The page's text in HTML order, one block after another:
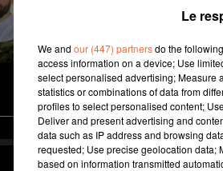
Le
We and our (447) partnersdo the
access information on a device; Use
select personalised advertising; Measure
statistics or combinations of data from
profiles to select personalised content;
Deliver and present advertising and
data such as IP address and browsing
requested; Use precise geolocation data;
based on information transmitted